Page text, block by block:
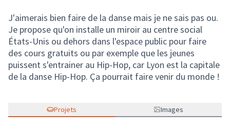
J'aimerais bien faire de la danse mais je ne sais pas ou.
Je propose qu'on installe un miroir au centre social
États-Unis ou dehors dans l'espace public pour faire
des cours gratuits ou par exemple que les jeunes
puissent s'entrainer au Hip-Hop, car Lyon est la capitale
de la danse Hip-Hop. Ça pourrait faire venir du monde !
Projets Images